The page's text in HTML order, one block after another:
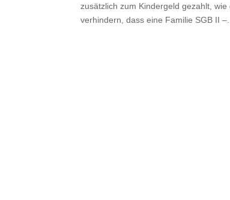
zusätzlich zum Kindergeld gezahlt,
verhindern, dass eine Familie SGB II –...